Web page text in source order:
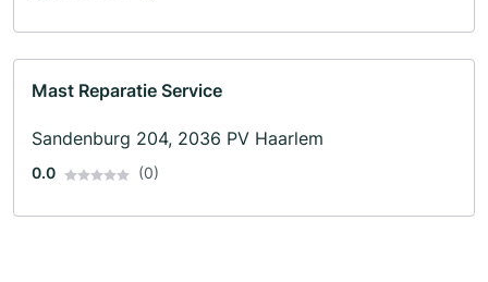
Mast Reparatie Service
Sandenburg 204, 2036 PV Haarlem
0.0 (0)